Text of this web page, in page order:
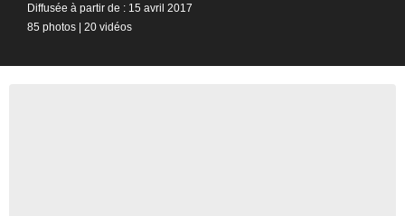
Diffusée à partir de : 15 avril 2017
85 photos | 20 vidéos